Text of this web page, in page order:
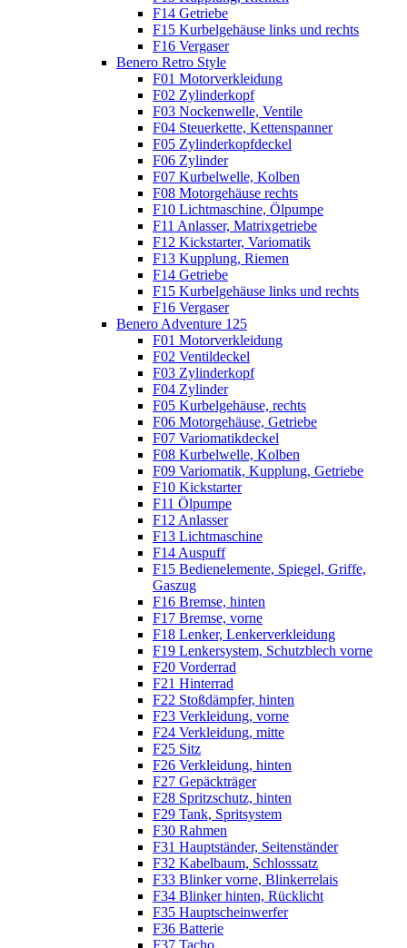
F14 Getriebe
F15 Kurbelgehäuse links und rechts
F16 Vergaser
Benero Retro Style
F01 Motorverkleidung
F02 Zylinderkopf
F03 Nockenwelle, Ventile
F04 Steuerkette, Kettenspanner
F05 Zylinderkopfdeckel
F06 Zylinder
F07 Kurbelwelle, Kolben
F08 Motorgehäuse rechts
F10 Lichtmaschine, Ölpumpe
F11 Anlasser, Matrixgetriebe
F12 Kickstarter, Variomatik
F13 Kupplung, Riemen
F14 Getriebe
F15 Kurbelgehäuse links und rechts
F16 Vergaser
Benero Adventure 125
F01 Motorverkleidung
F02 Ventildeckel
F03 Zylinderkopf
F04 Zylinder
F05 Kurbelgehäuse, rechts
F06 Motorgehäuse, Getriebe
F07 Variomatikdeckel
F08 Kurbelwelle, Kolben
F09 Variomatik, Kupplung, Getriebe
F10 Kickstarter
F11 Ölpumpe
F12 Anlasser
F13 Lichtmaschine
F14 Auspuff
F15 Bedienelemente, Spiegel, Griffe,
Gaszug
F16 Bremse, hinten
F17 Bremse, vorne
F18 Lenker, Lenkerverkleidung
F19 Lenkersystem, Schutzblech vorne
F20 Vorderrad
F21 Hinterrad
F22 Stoßdämpfer, hinten
F23 Verkleidung, vorne
F24 Verkleidung, mitte
F25 Sitz
F26 Verkleidung, hinten
F27 Gepäckträger
F28 Spritzschutz, hinten
F29 Tank, Spritsystem
F30 Rahmen
F31 Hauptständer, Seitenständer
F32 Kabelbaum, Schlosssatz
F33 Blinker vorne, Blinkerrelais
F34 Blinker hinten, Rücklicht
F35 Hauptscheinwerfer
F36 Batterie
F37 Tacho